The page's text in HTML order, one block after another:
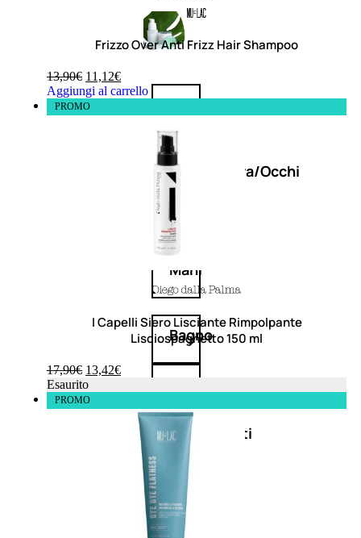
Profumi
Viso/Labbra/Occhi
Corpo
Mani
Bagno
Trattamenti
viso
Maschere
nature
Frizzo Over Anti Frizz Hair Shampoo
13,90€ 11,12€
Aggiungi al carrello
PROMO
I Capelli Siero Lisciante Rimpolpante
Lisciospaghetto 150 ml
17,90€ 13,42€
Esaurito
PROMO